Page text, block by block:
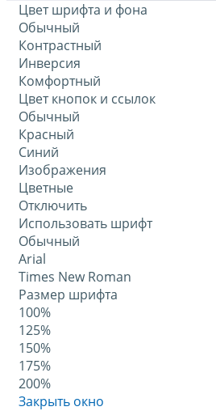
Цвет шрифта и фона
Обычный
Контрастный
Инверсия
Комфортный
Цвет кнопок и ссылок
Обычный
Красный
Синий
Изображения
Цветные
Отключить
Использовать шрифт
Обычный
Arial
Times New Roman
Размер шрифта
100%
125%
150%
175%
200%
Закрыть окно